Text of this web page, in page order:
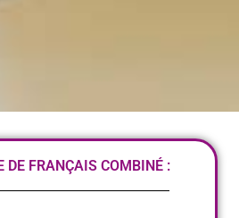
DE FRANÇAIS COMBINÉ :